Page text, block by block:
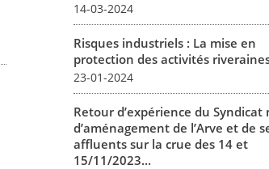
14-03-2024
Risques industriels : La mise en
protection des activités
23-01-2024
Retour d’expérience du Syndicat
d’aménagement de l’Arve et de
affluents sur la crue des 14 et
15/11/2023...